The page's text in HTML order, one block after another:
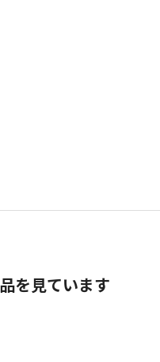
を見ています